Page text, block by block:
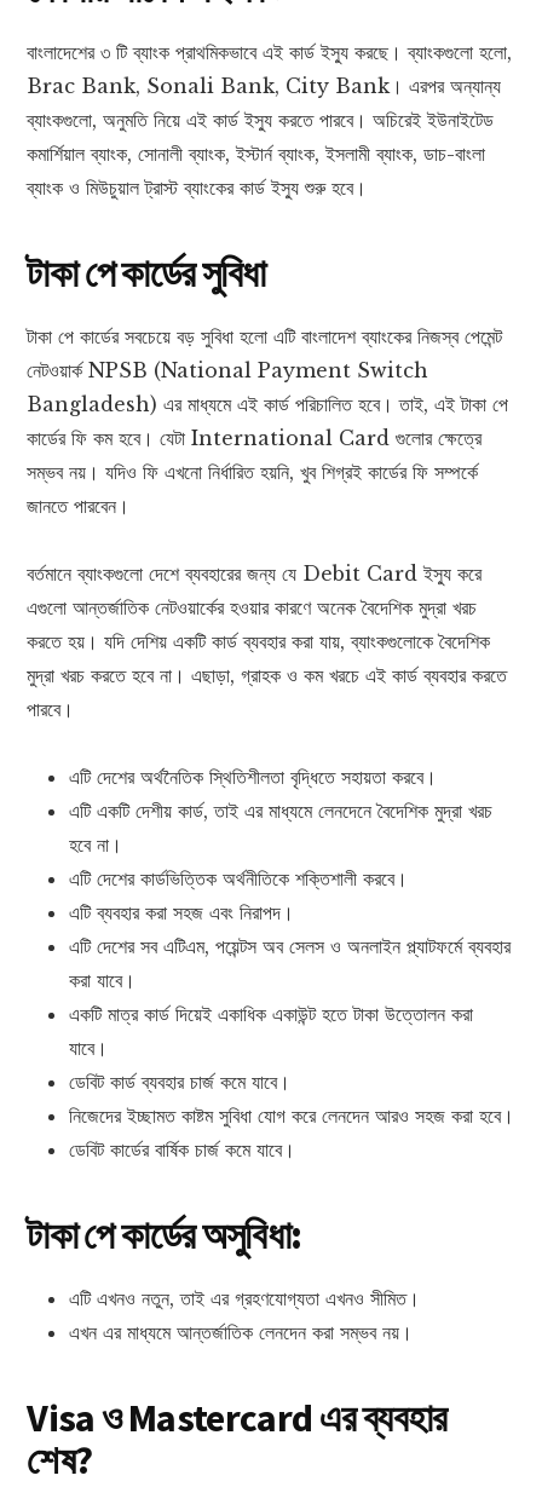
বাংলাদেশের ৩ টি ব্যাংক প্রাথমিকভাবে এই কার্ড ইস্যু করছে। ব্যাংকগুলো হলো,
Brac Bank, Sonali Bank, City Bank। এরপর অন্যান্য
ব্যাংকগুলো, অনুমতি নিয়ে এই কার্ড ইস্যু করতে পারবে। অচিরেই ইউনাইটেড
কমার্শিয়াল ব্যাংক, সোনালী ব্যাংক, ইস্টার্ন ব্যাংক, ইসলামী ব্যাংক, ডাচ-বাংলা
ব্যাংক ও মিউচুয়াল ট্রাস্ট ব্যাংকের কার্ড ইস্যু শুরু হবে।
টাকাপেকার্ডেরসুবিধা
টাকা পে কার্ডের সবচেয়ে বড় সুবিধা হলো এটি বাংলাদেশ ব্যাংকের নিজস্ব পেমেন্ট
নেটওয়ার্ক NPSB (National Payment Switch
Bangladesh) এর মাধ্যমে এই কার্ড পরিচালিত হবে। তাই, এই টাকা পে
কার্ডের ফি কম হবে। যেটা International Card গুলোর ক্ষেত্রে
সম্ভব নয়। যদিও ফি এখনো নির্ধারিত হয়নি, খুব শিগ্রই কার্ডের ফি সম্পর্কে
জানতে পারবেন।
বর্তমানে ব্যাংকগুলো দেশে ব্যবহারের জন্য যে Debit Card ইস্যু করে
এগুলো আন্তর্জাতিক নেটওয়ার্কের হওয়ার কারণে অনেক বৈদেশিক মুদ্রা খরচ
করতে হয়। যদি দেশিয় একটি কার্ড ব্যবহার করা যায়, ব্যাংকগুলোকে বৈদেশিক
মুদ্রা খরচ করতে হবে না। এছাড়া, গ্রাহক ও কম খরচে এই কার্ড ব্যবহার করতে
পারবে।
এটি দেশের অর্থনৈতিক স্থিতিশীলতা বৃদ্ধিতে সহায়তা করবে।
এটি একটি দেশীয় কার্ড, তাই এর মাধ্যমে লেনদেনে বৈদেশিক মুদ্রা খরচ
হবে না।
এটি দেশের কার্ডভিত্তিক অর্থনীতিকে শক্তিশালী করবে।
এটি ব্যবহার করা সহজ এবং নিরাপদ।
এটি দেশের সব এটিএম, পয়েন্টস অব সেলস ও অনলাইন প্ল্যাটফর্মে ব্যবহার
করা যাবে।
একটি মাত্র কার্ড দিয়েই একাধিক একাউন্ট হতে টাকা উত্তোলন করা
যাবে।
ডেবিট কার্ড ব্যবহার চার্জ কমে যাবে।
নিজেদের ইচ্ছামত কাষ্টম সুবিধা যোগ করে লেনদেন আরও সহজ করা হবে।
ডেবিট কার্ডের বার্ষিক চার্জ কমে যাবে।
টাকা পে কার্ডের অসুবিধা:
এটি এখনও নতুন, তাই এর গ্রহণযোগ্যতা এখনও সীমিত।
এখন এর মাধ্যমে আন্তর্জাতিক লেনদেন করা সম্ভব নয়।
VisaওMastercard এরব্যবহার
শেষ?